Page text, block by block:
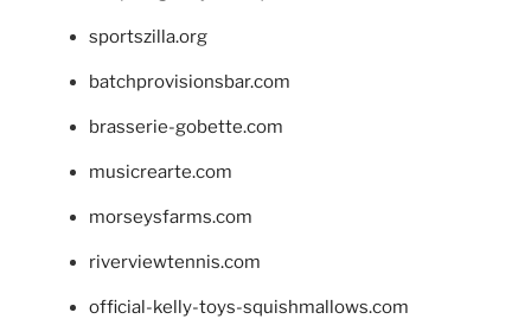
sportszilla.org
batchprovisionsbar.com
brasserie-gobette.com
musicrearte.com
morseysfarms.com
riverviewtennis.com
official-kelly-toys-squishmallows.com